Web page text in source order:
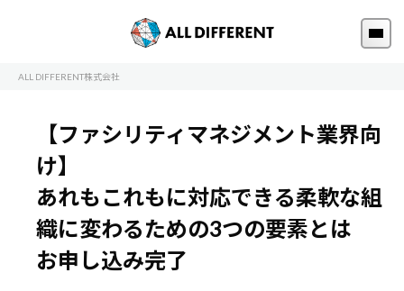
ALL DIFFERENT株式会社
【ファシリティマネジメント業界向
け】
あれもこれもに対応できる柔軟な組
織に変わるための3つの要素とは
お申し込み完了